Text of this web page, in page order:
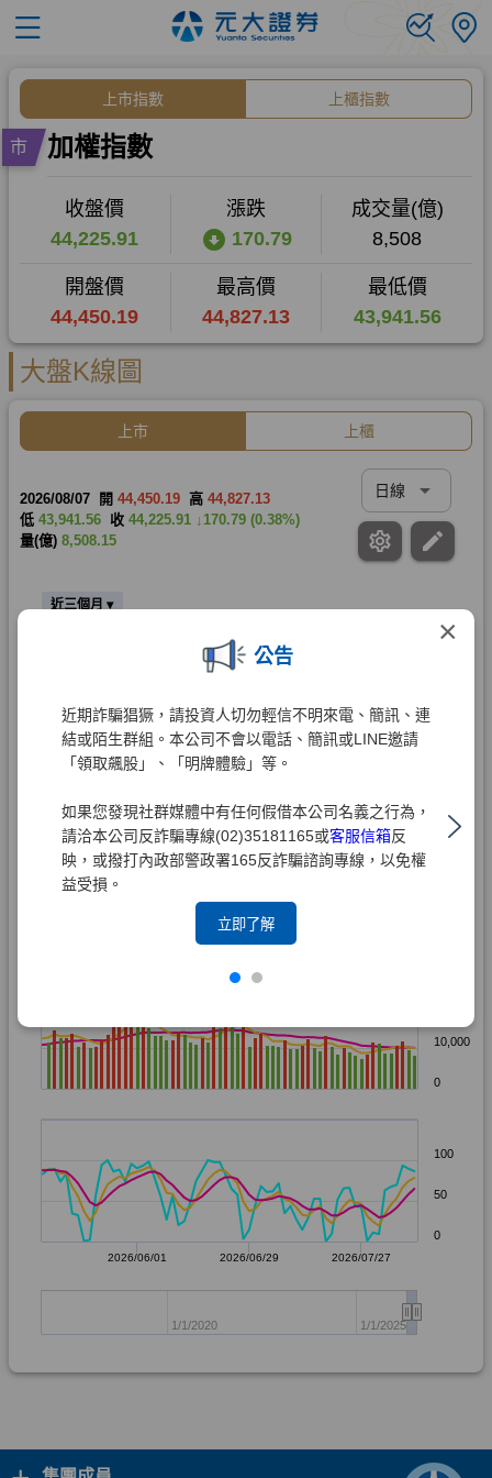
×
公告
近期詐騙猖獗，請投資人切勿輕信不明來電、簡訊、連
結或陌生群組。本公司不會以電話、簡訊或LINE邀請
「領取飆股」、「明牌體驗」等。
如果您發現社群媒體中有任何假借本公司名義之行為，
請洽本公司反詐騙專線(02)35181165或客服信箱反
映，或撥打內政部警政署165反詐騙諮詢專線，以免權
益受損。
立即了解